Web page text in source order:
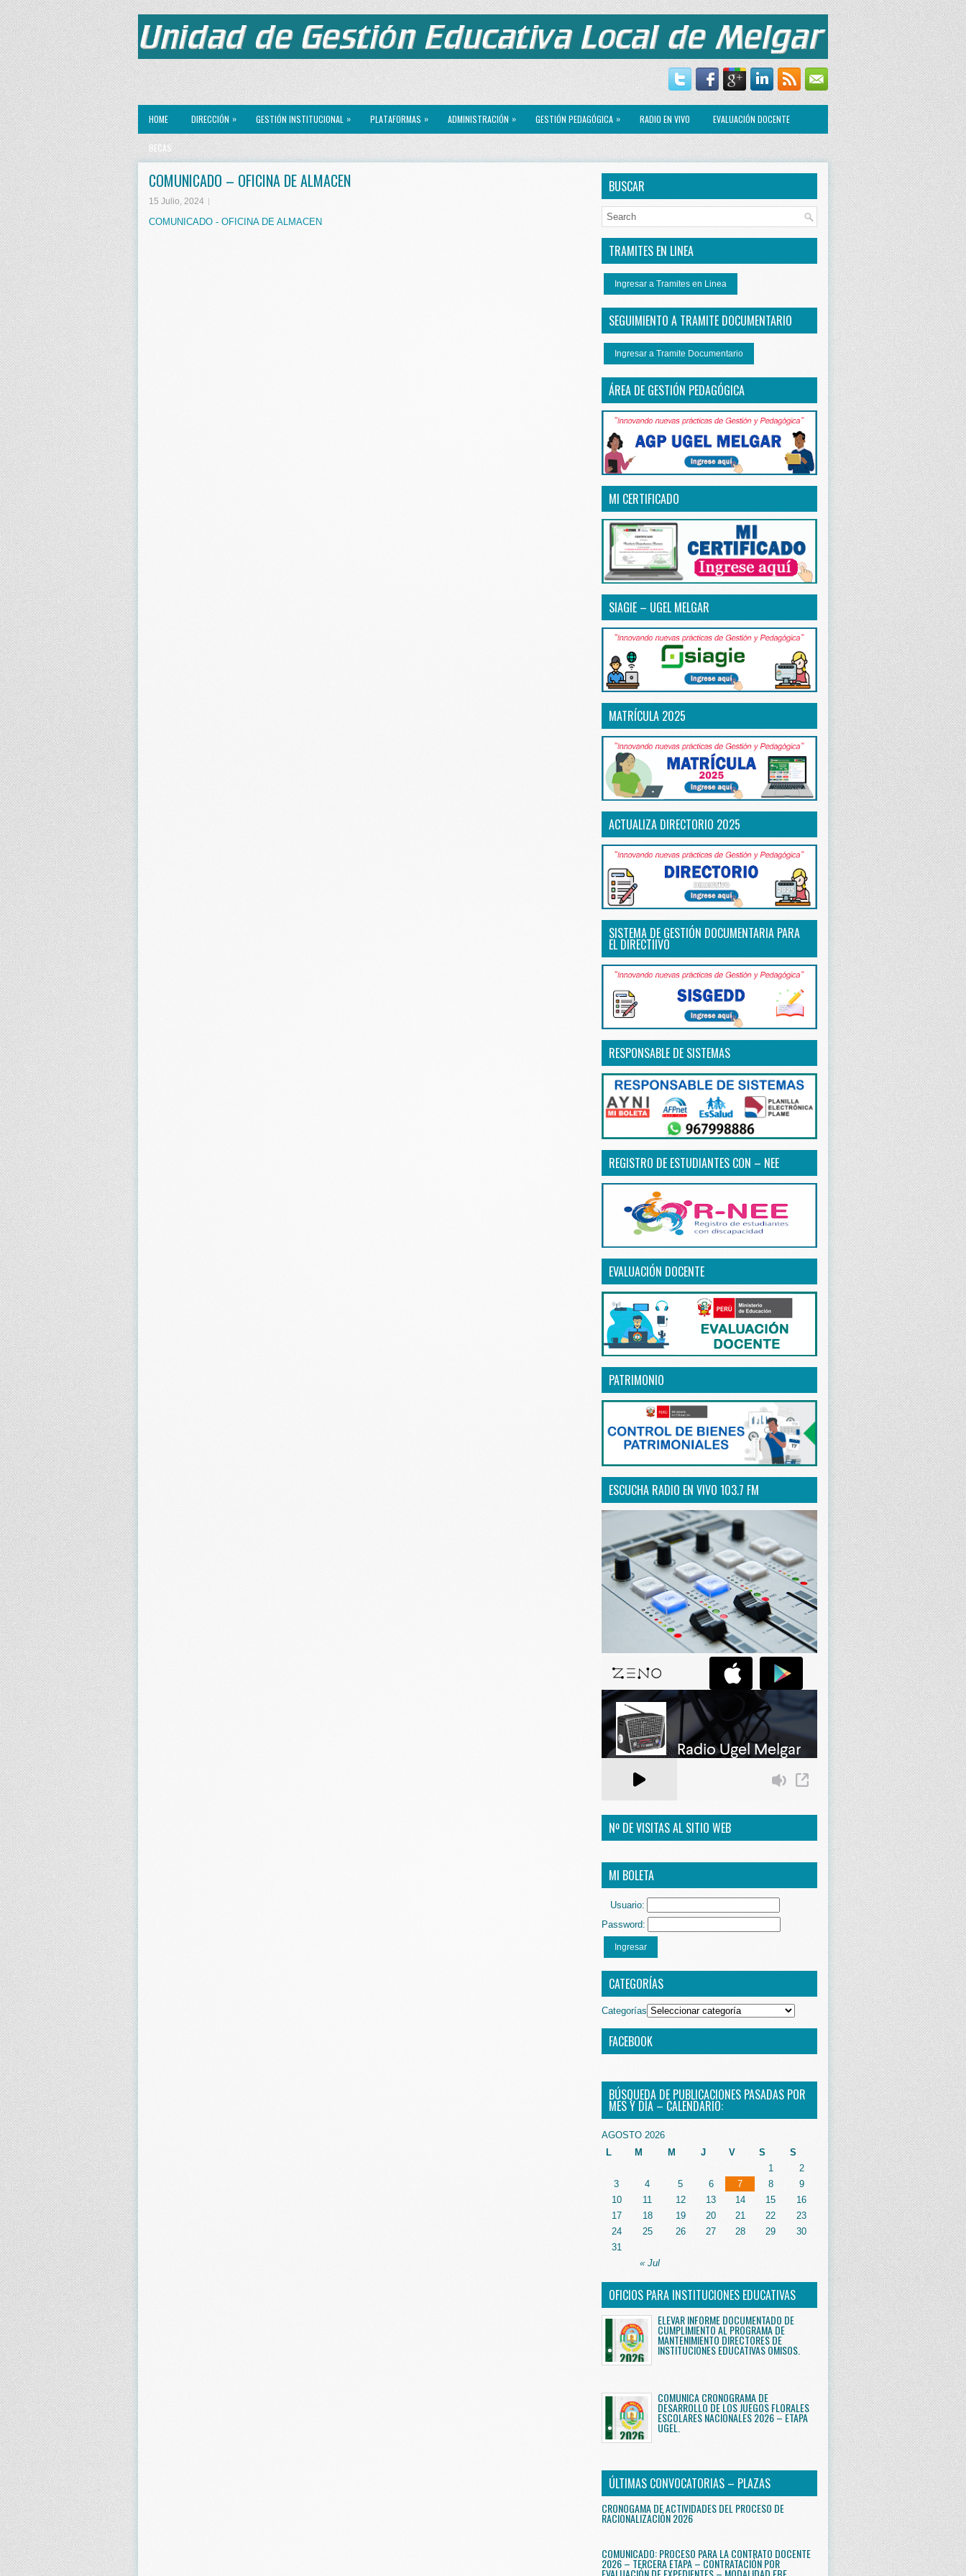
HOME DIRECCIÓN » GESTIÓN INSTITUCIONAL » PLATAFORMAS » ADMINISTRACIÓN » GESTIÓN PEDAGÓGICA » RADIO EN VIVO EVALUACIÓN DOCENTE
BECAS
COMUNICADO – OFICINA DE ALMACEN
15 Julio, 2024
COMUNICADO - OFICINA DE ALMACEN
BUSCAR
TRAMITES EN LINEA
Ingresar a Tramites en Linea
SEGUIMIENTO A TRAMITE DOCUMENTARIO
Ingresar a Tramite Documentario
ÁREA DE GESTIÓN PEDAGÓGICA
MI CERTIFICADO
SIAGIE – UGEL MELGAR
MATRÍCULA 2025
ACTUALIZA DIRECTORIO 2025
SISTEMA DE GESTIÓN DOCUMENTARIA PARA
EL DIRECTIIVO
RESPONSABLE DE SISTEMAS
REGISTRO DE ESTUDIANTES CON – NEE
EVALUACIÓN DOCENTE
PATRIMONIO
ESCUCHA RADIO EN VIVO 103.7 FM
Nº DE VISITAS AL SITIO WEB
MI BOLETA
Usuario:
Password:
Ingresar
CATEGORÍAS
Categorías
FACEBOOK
BÚSQUEDA DE PUBLICACIONES PASADAS POR
MES Y DÍA – CALENDARIO:
AGOSTO 2026
L
M M J V S S
« Jul
1
2
3
4 5 6 7 8
9
10
11 12 13 14 15
16
17
18 19 20 21 22
23
24
25 26 27 28 29
30
31
OFICIOS PARA INSTITUCIONES EDUCATIVAS
ELEVAR INFORME DOCUMENTADO DE
CUMPLIMIENTO AL PROGRAMA DE
MANTENIMIENTO DIRECTORES DE
INSTITUCIONES EDUCATIVAS OMISOS.
COMUNICA CRONOGRAMA DE
DESARROLLO DE LOS JUEGOS FLORALES
ESCOLARES NACIONALES 2026 – ETAPA
UGEL.
ÚLTIMAS CONVOCATORIAS – PLAZAS
CRONOGAMA DE ACTIVIDADES DEL PROCESO DE
RACIONALIZACIÓN 2026
COMUNICADO: PROCESO PARA LA CONTRATO DOCENTE
2026 – TERCERA ETAPA – CONTRATACIÓN POR